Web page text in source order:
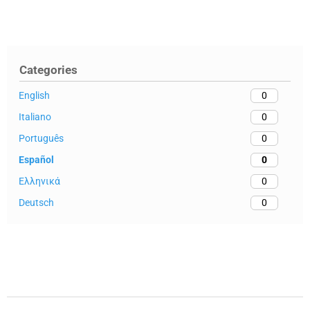
Categories
English
0
Italiano
0
Português
0
Español
0
Ελληνικά
0
Deutsch
0